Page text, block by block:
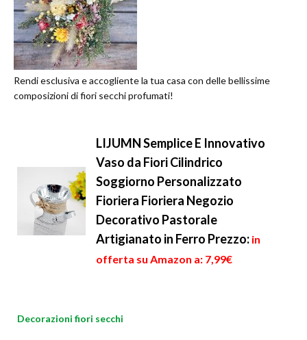
Rendi esclusiva e accogliente la tua casa con delle bellissime
composizioni di fiori secchi profumati!
LIJUMN Semplice E Innovativo
Vaso da Fiori Cilindrico
Soggiorno Personalizzato
Fioriera Fioriera Negozio
Decorativo Pastorale
Artigianato in Ferro Prezzo: in
offerta su Amazon a: 7,99€
Decorazioni fiori secchi